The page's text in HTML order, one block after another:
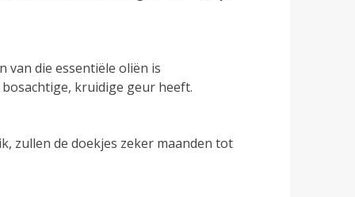
van die essentiële oliën is
kruidige geur heeft.
zullen de doekjes zeker maanden tot